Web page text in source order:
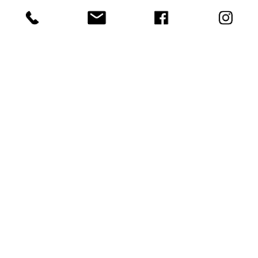
©2022 by Huelgas Ensemble